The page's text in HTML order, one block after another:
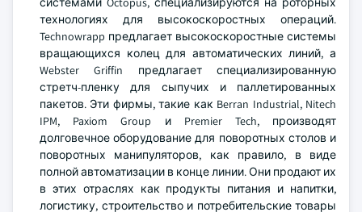
технологиях для высокоскоростных операций.
Technowrapp предлагает высокоскоростные системы
вращающихся колец для автоматических линий, а
Webster Griffin предлагает специализированную
стретч-пленку для сыпучих и паллетированных
пакетов. Эти фирмы, такие как Berran Industrial, Nitech
IPM, Paxiom Group и Premier Tech, производят
долговечное оборудование для поворотных столов и
поворотных манипуляторов, как правило, в виде
полной автоматизации в конце линии. Они продают их
в этих отраслях как продукты питания и напитки,
логистику, строительство и потребительские товары